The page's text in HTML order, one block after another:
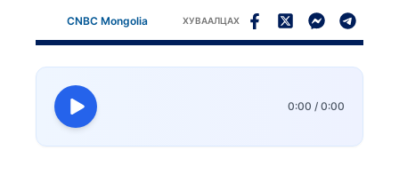
CNBC Mongolia ХУВААЛЦАХ
0:00 / 0:00